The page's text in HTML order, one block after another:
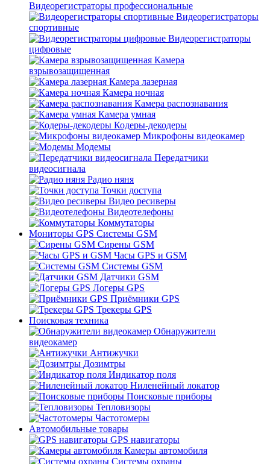
Видеорегистраторы профессиональные
Видеорегистраторы
спортивные
Видеорегистраторы
цифровые
Камера
взрывозащищенная
Камера лазерная
Камера ночная
Камера распознавания
Камера умная
Кодеры-декодеры
Микрофоны видеокамер
Модемы
Передатчики
видеосигнала
Радио няня
Точки доступа
Видео ресиверы
Видеотелефоны
Коммутаторы
Мониторы GPS Системы GSM
Сирены GSM
Часы GPS и GSM
Системы GSM
Датчики GSM
Логеры GPS
Приёмники GPS
Трекеры GPS
Поисковая техника
Обнаружители
видеокамер
Антижучки
Дозимтры
Индикатор поля
Ниленейный локатор
Поисковые приборы
Тепловизоры
Частотомеры
Автомобильные товары
GPS навигаторы
Камеры автомобиля
Системы охраны